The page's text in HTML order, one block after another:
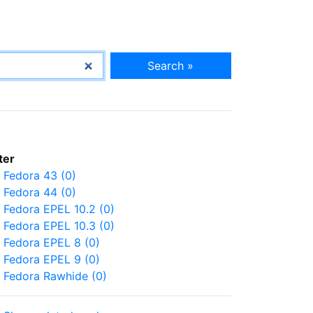
Search »
Fedora 43 (0)
Fedora 44 (0)
Fedora EPEL 10.2 (0)
Fedora EPEL 10.3 (0)
Fedora EPEL 8 (0)
Fedora EPEL 9 (0)
Fedora Rawhide (0)